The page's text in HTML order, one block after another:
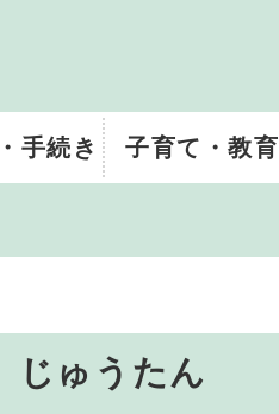
手続き 子育て・教育
じゅうたん